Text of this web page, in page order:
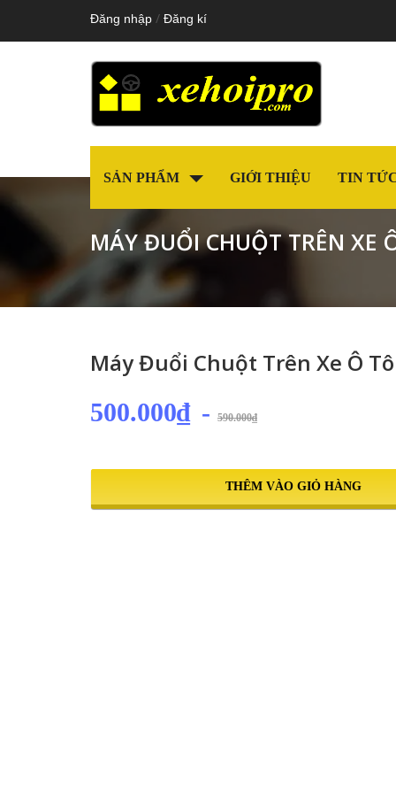
Đăng nhập / Đăng kí
SẢN PHẨM GIỚI THIỆU TIN
MÁY ĐUỔI CHUỘT TRÊN XE
Máy Đuổi Chuột Trên Xe Ô Tô
500.000₫ - 590.000₫
THÊM VÀO GIỎ HÀNG